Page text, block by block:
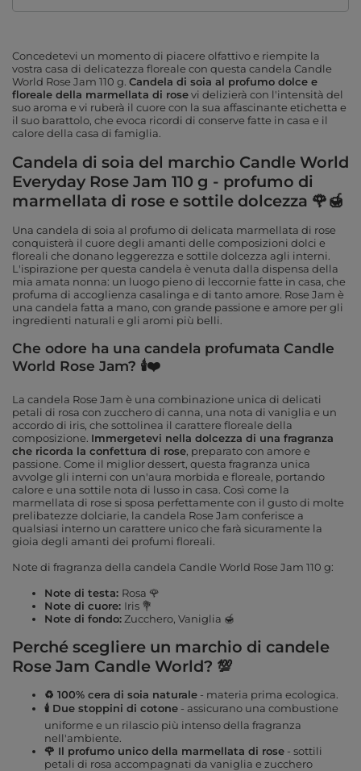
Concedetevi un momento di piacere olfattivo e riempite la
vostra casa di delicatezza floreale con questa candela Candle
World Rose Jam 110 g. Candela di soia al profumo dolce e
floreale della marmellata di rosevi delizierà con l'intensità del
suo aroma e vi ruberà il cuore con la sua affascinante etichetta e
il suo barattolo, che evoca ricordi di conserve fatte in casa e il
calore della casa di famiglia.
Candela di soia del marchio Candle World
Everyday Rose Jam 110 g - profumo di
marmellata di rose e sottile dolcezza 🌹🍯
Una candela di soia al profumo di delicata marmellata di rose
conquisterà il cuore degli amanti delle composizioni dolci e
floreali che donano leggerezza e sottile dolcezza agli interni.
L'ispirazione per questa candela è venuta dalla dispensa della
mia amata nonna: un luogo pieno di leccornie fatte in casa, che
profuma di accoglienza casalinga e di tanto amore. Rose Jam è
una candela fatta a mano, con grande passione e amore per gli
ingredienti naturali e gli aromi più belli.
Che odore ha una candela profumata Candle
World Rose Jam? 🕯❤️
La candela Rose Jam è una combinazione unica di delicati
petali di rosa con zucchero di canna, una nota di vaniglia e un
accordo di iris, che sottolinea il carattere floreale della
composizione. Immergetevi nella dolcezza di una fragranza
che ricorda la confettura di rose, preparato con amore e
passione. Come il miglior dessert, questa fragranza unica
avvolge gli interni con un'aura morbida e floreale, portando
calore e una sottile nota di lusso in casa. Così come la
marmellata di rose si sposa perfettamente con il gusto di molte
prelibatezze dolciarie, la candela Rose Jam conferisce a
qualsiasi interno un carattere unico che farà sicuramente la
gioia degli amanti dei profumi floreali.
Note di fragranza della candela Candle World Rose Jam 110 g:
Note di testa: Rosa 🌹
Note di cuore: Iris 💐
Note di fondo:Zucchero, Vaniglia 🍯
Perché scegliere un marchio di candele
Rose Jam Candle World? 💯
♻️ 100% cera di soia naturale - materia prima ecologica.
🕯️ Due stoppini di cotone - assicurano una combustione
uniforme e un rilascio più intenso della fragranza
nell'ambiente.
🌹 Il profumo unico della marmellata di rose - sottili
petali di rosa accompagnati da vaniglia e zucchero